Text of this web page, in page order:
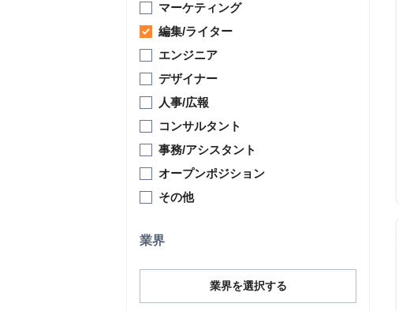
マーケティング
編集/ライター
エンジニア
デザイナー
人事/広報
コンサルタント
事務/アシスタント
オープンポジション
その他
業界
業界を選択する